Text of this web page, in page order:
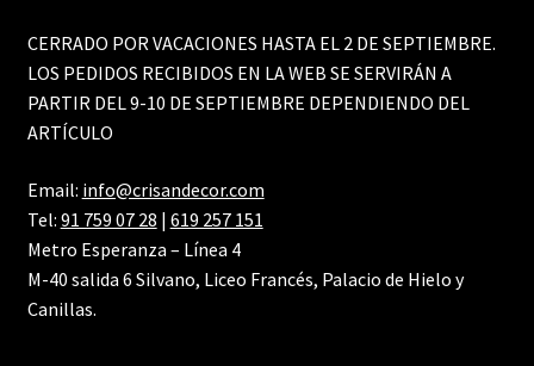
CERRADO POR VACACIONES HASTA EL 2 DE SEPTIEMBRE.
LOS PEDIDOS RECIBIDOS EN LA WEB SE SERVIRÁN A
PARTIR DEL 9-10 DE SEPTIEMBRE DEPENDIENDO DEL
ARTÍCULO
Email: info@crisandecor.com
Tel: 91 759 07 28 | 619 257 151
Metro Esperanza – Línea 4
M-40 salida 6 Silvano, Liceo Francés, Palacio de Hielo y
Canillas.